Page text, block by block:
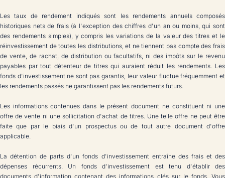
Les taux de rendement indiqués sont les rendements annuels composés
historiques nets de frais (à l'exception des chiffres d'un an ou moins, qui sont
des rendements simples), y compris les variations de la valeur des titres et le
réinvestissement de toutes les distributions, et ne tiennent pas compte des frais
de vente, de rachat, de distribution ou facultatifs, ni des impôts sur le revenu
payables par tout détenteur de titres qui auraient réduit les rendements. Les
fonds d'investissement ne sont pas garantis, leur valeur fluctue fréquemment et
les rendements passés ne garantissent pas les rendements futurs.
Les informations contenues dans le présent document ne constituent ni une
offre de vente ni une sollicitation d'achat de titres. Une telle offre ne peut être
faite que par le biais d'un prospectus ou de tout autre document d'offre
applicable.
La détention de parts d'un fonds d'investissement entraîne des frais et des
dépenses récurrents. Un fonds d'investissement est tenu d'établir des
documents d'information contenant des informations clés sur le fonds. Vous